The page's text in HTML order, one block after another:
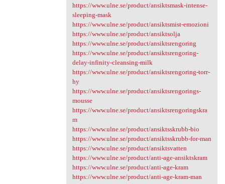
https://www.ulne.se/product/ansiktsmask-intense-
sleeping-mask
https://www.ulne.se/product/ansiktsmist-emozioni
https://www.ulne.se/product/ansiktsolja
https://www.ulne.se/product/ansiktsrengoring
https://www.ulne.se/product/ansiktsrengoring-
delay-infinity-cleansing-milk
https://www.ulne.se/product/ansiktsrengoring-torr-
hy
https://www.ulne.se/product/ansiktsrengorings-
mousse
https://www.ulne.se/product/ansiktsrengoringskra
m
https://www.ulne.se/product/ansiktsskrubb-bio
https://www.ulne.se/product/ansiktsskrubb-for-man
https://www.ulne.se/product/ansiktsvatten
https://www.ulne.se/product/anti-age-ansiktskram
https://www.ulne.se/product/anti-age-kram
https://www.ulne.se/product/anti-age-kram-man